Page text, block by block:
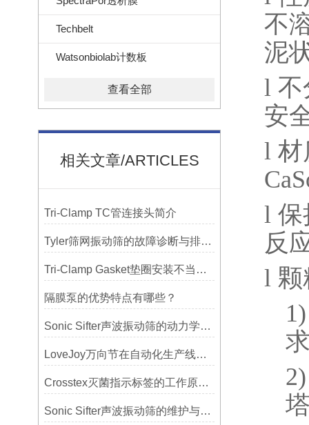
Techbelt
Watsonbiolab计数板
查看全部
相关文章/ARTICLES
Tri-Clamp TC管连接头简介
Tyler筛网振动筛的故障诊断与排除方法总结
Tri-Clamp Gasket垫圈安装不当导致的泄漏问题及预防
隔膜泵的优势特点有哪些？
Sonic Sifter声波振动筛的动力学模拟与性能分析
LoveJoy万向节在自动化生产线中的核心作用
Crosstex灭菌指示标签的工作原理：变色反应机制详解
Sonic Sifter声波振动筛的维护与保养指南
不
泥
l 不
安
l 材
l 保
反
l 颗
1)
2)